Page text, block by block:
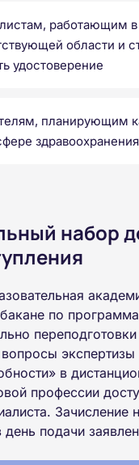
работающим в
области и
удостоверение
планирующим
здравоохранения
набор
по
экспертизы
в
профессии
Зачисление
день подачи